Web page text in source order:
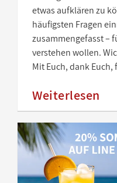
etwas aufklären zu
häufigsten Fragen
zusammengefasst –
verstehen wollen.
Mit Euch, dank Euch,
Weiterlesen